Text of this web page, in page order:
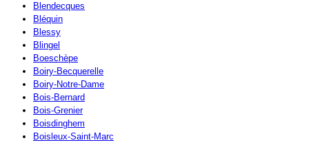
Blendecques
Bléquin
Blessy
Blingel
Boeschèpe
Boiry-Becquerelle
Boiry-Notre-Dame
Bois-Bernard
Bois-Grenier
Boisdinghem
Boisleux-Saint-Marc